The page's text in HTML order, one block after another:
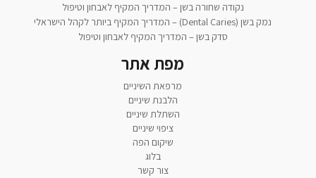
נקודה שחורה בשן – המדריך המקיף לאבחון וטיפול
נמק בשן (Dental Caries) – המדריך המקיף ביותר לקהל הישראלי
סדק בשן – המדריך המקיף לאבחון וטיפול
מפת אתר
מרפאת השיניים
הלבנת שיניים
השתלת שיניים
ציפוי שיניים
שיקום הפה
בלוג
צור קשר